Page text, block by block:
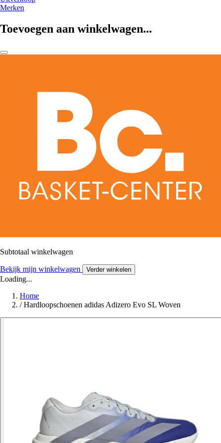
Merken
Toevoegen aan winkelwagen...
Subtotaal winkelwagen
Bekijk mijn winkelwagen Verder winkelen
Loading...
Home
/ Hardloopschoenen adidas Adizero Evo SL Woven